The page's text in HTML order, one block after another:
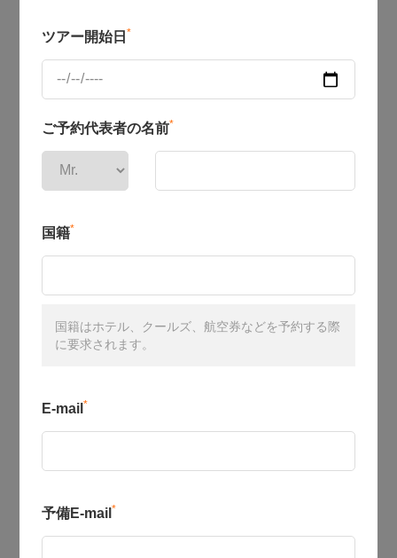
ツアー開始日 *
ご予約代表者の名前*
国籍*
国籍はホテル、クールズ、航空券などを予約する際
に要求されます。
E-mail *
予備E-mail *